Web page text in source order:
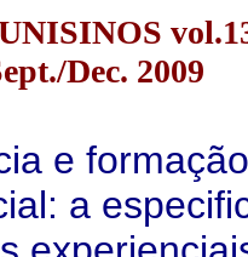
Dec. 2009
e formação
a